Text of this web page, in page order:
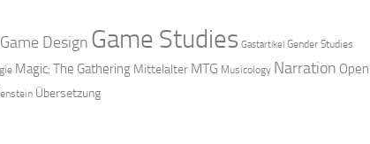
Game Design Game Studies Gastartikel Gender Studies
Magic: The Gathering Mittelalter MTG Musicology Narration Open
Übersetzung